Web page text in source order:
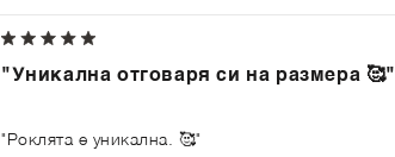
"Уникална отговаря си на размера 🥰"
"Роклята е уникална. 🥰"